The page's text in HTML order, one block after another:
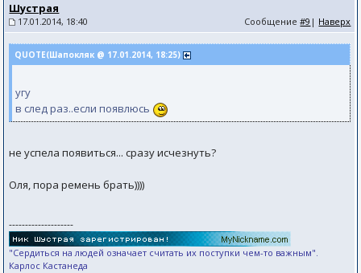
Шустрая
17.01.2014, 18:40 Сообщение#9 | Наверх
QUOTE(Шапокляк @ 17.01.2014, 18:25)
угу
в след раз..если появлюсь
не успела появиться... сразу исчезнуть?
Оля, пора ремень брать))))
--------------------
"Сердиться на людей означает считать их поступки чем-то важным".
Карлос Кастанеда